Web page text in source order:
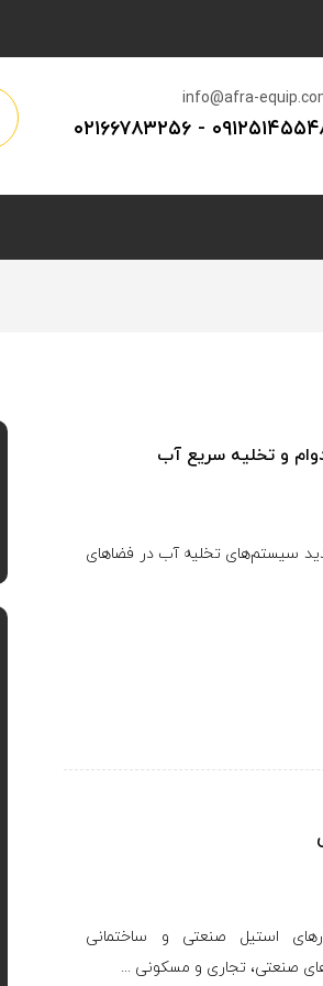
info@afra-
- ۰۲۱۶۶۷۸۳۲۵۶
و تخلیه سریع آب
سیستم‌های تخلیه آب در فضاهای
استیل صنعتی و ساختمانی
صنعتی، تجاری و مسکونی ...